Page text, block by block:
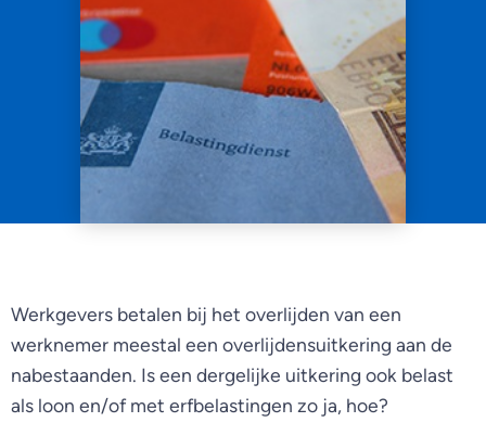
Werkgevers betalen bij het overlijden van een
werknemer meestal een overlijdensuitkering aan de
nabestaanden. Is een dergelijke uitkering ook belast
als loon en/of met erfbelastingen zo ja, hoe?